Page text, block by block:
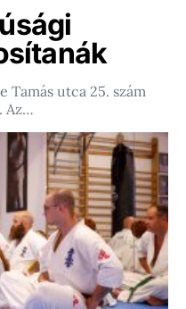
Tamás utca 25. szám
Az…